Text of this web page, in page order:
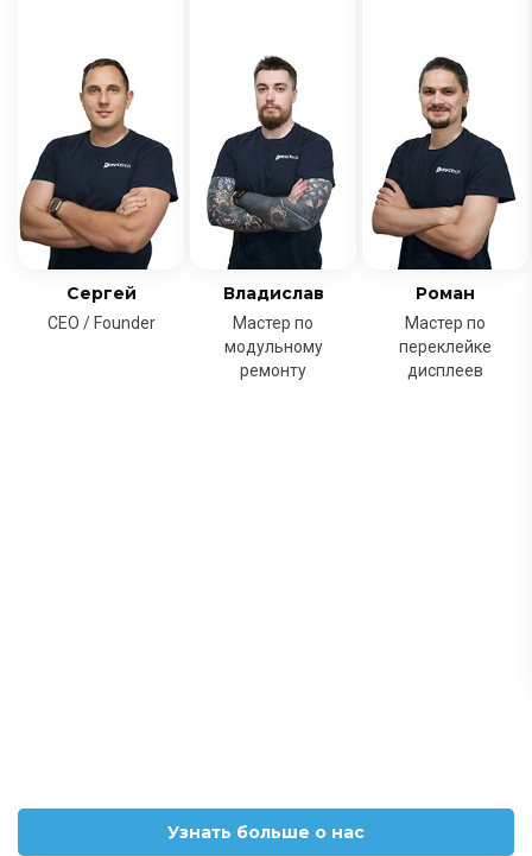
Сергей
CEO / Founder
Владислав
Мастер по
модульному
ремонту
Роман
Мастер по
переклейке
дисплеев
Узнать больше о нас